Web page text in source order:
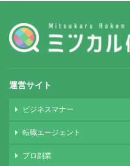
運営サイト
ビジネスマナー
転職エージェント
プロ副業